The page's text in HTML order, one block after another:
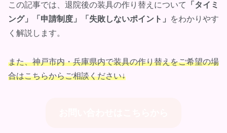
この記事では、退院後の装具の作り替えについて
「タイミ
ング」「申請制度」「失敗しないポイント」
をわかりやす
く解説します。
また、神戸市内・兵庫県内で装具の作り替えをご希望の場
合はこちらからご相談ください↓